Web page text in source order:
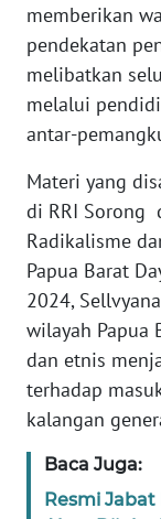
memberikan
pendekatan
melibatkan
melalui
antar-
Materi yang
di RRI Sorong
Radikalisme
Papua Barat
2024,
wilayah Papua
dan etnis
terhadap
kalangan
Baca Juga:
Resmi Jabat
WN
SERAMBI
WN
JAMBI
WN
SULTRA
WN
NTB
WN
SULTENG
WN
SULBAR
WN